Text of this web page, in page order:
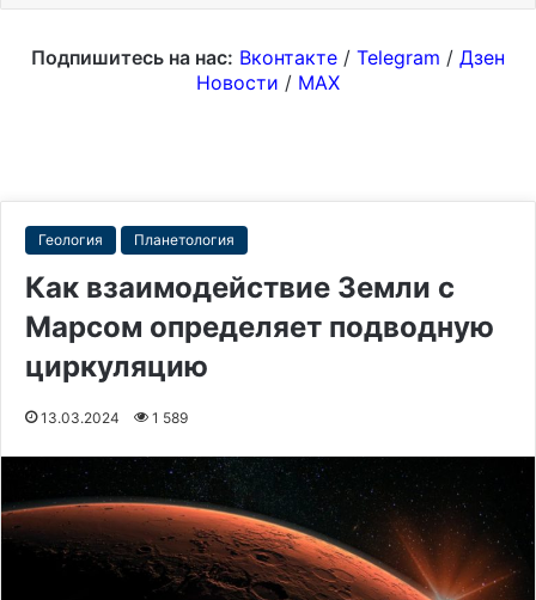
Подпишитесь на нас: Вконтакте / Telegram / Дзен
Новости / MAX